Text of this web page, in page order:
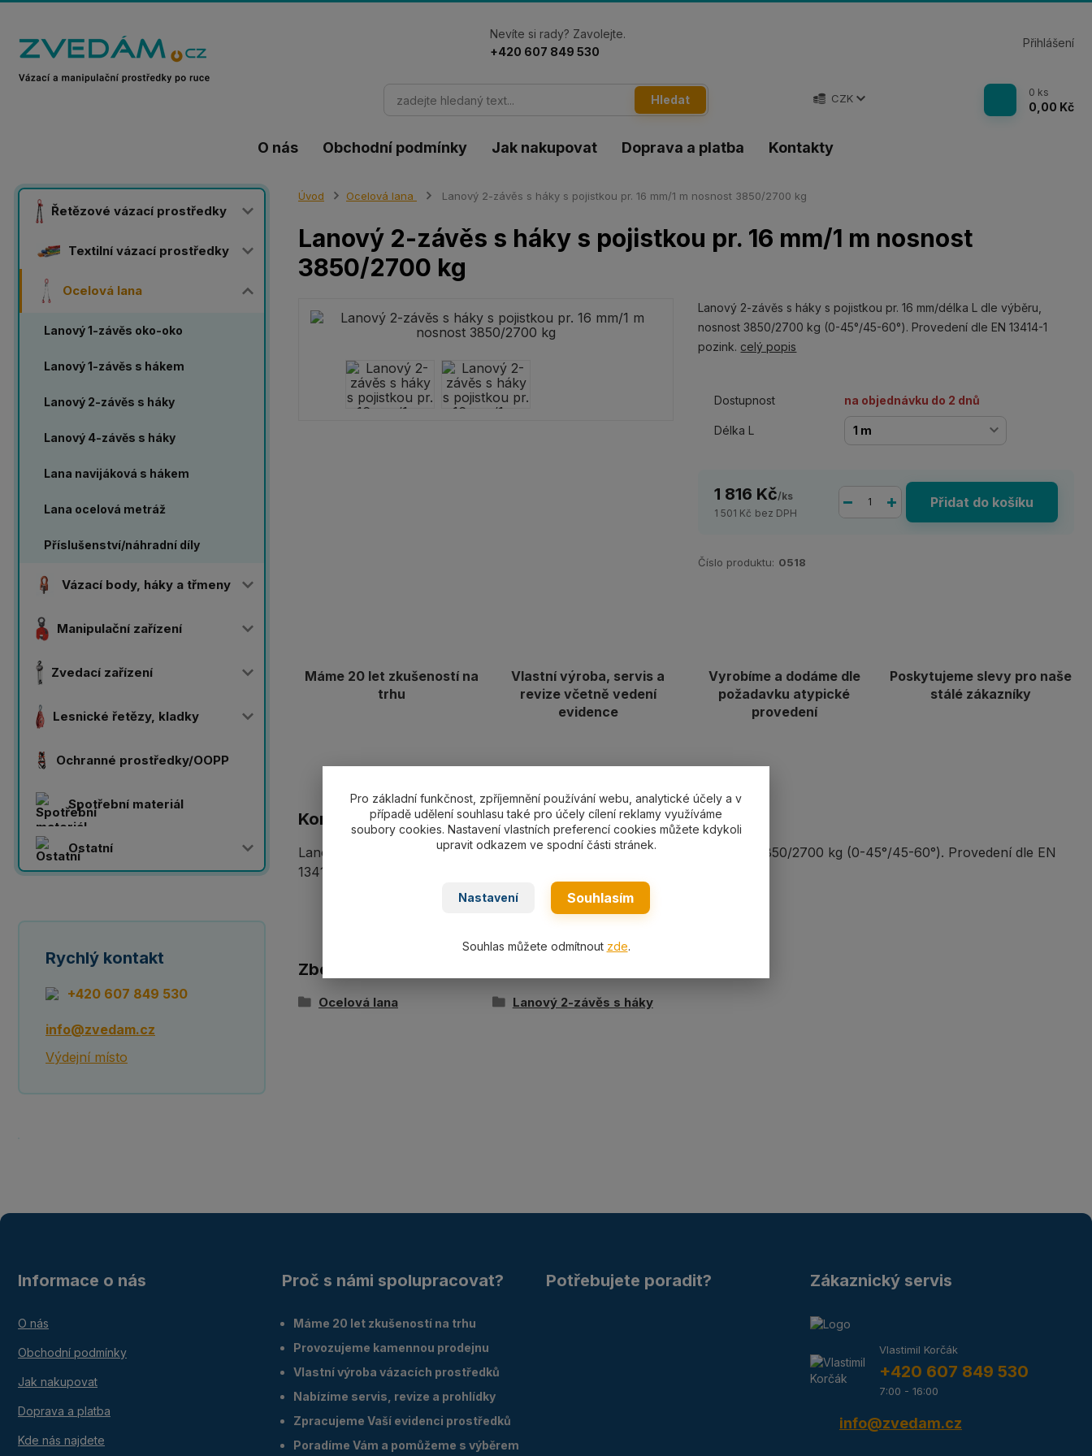
O nás Obchodní podmínky Jak nakupovat Doprava a platba Kontakty
CZK
Přihlášení
Hledat
Nevíte si rady? Zavolejte.
+420 607 849 530
0 ks
0,00 Kč
Řetězové vázací prostředky
Textilní vázací prostředky
Ocelová lana
Lanový 1-závěs oko-oko
Lanový 1-závěs s hákem
Lanový 2-závěs s háky
Lanový 4-závěs s háky
Lana navijáková s hákem
Lana ocelová metráž
Příslušenství/náhradní díly
Vázací body, háky a třmeny
Manipulační zařízení
Zvedací zařízení
Lesnické řetězy, kladky
Ochranné prostředky/OOPP
Spotřební materiál
Ostatní
Rychlý kontakt
+420 607 849 530
info@zvedam.cz
Výdejní místo
Úvod Ocelová lana Lanový 2-závěs s háky s pojistkou pr. 16 mm/1 m nosnost 3850/2700 kg
Lanový 2-závěs s háky s pojistkou pr. 16 mm/1 m nosnost
3850/2700 kg
Lanový 2-závěs s háky s pojistkou pr. 16 mm/délka L dle výběru,
nosnost 3850/2700 kg (0-45°/45-60°). Provedení dle EN 13414-1
pozink. celý popis
Dostupnost na objednávku do 2 dnů
Délka L
1 816 Kč/ks
1 501 Kč bez DPH
Přidat do košíku
Číslo produktu: 0518
Máme 20 let zkušeností na
trhu
Vlastní výroba, servis a
revize včetně vedení
evidence
Vyrobíme a dodáme dle
požadavku atypické
provedení
Poskytujeme slevy pro naše
stálé zákazníky
Kompletní specifikace
Lanový 2-závěs s háky s pojistkou pr. 16 mm/délka L dle výběru, nosnost 3850/2700 kg (0-45°/45-60°). Provedení dle EN
13414-1 pozink.
Zboží zařazeno v kategoriích
Ocelová lana Lanový 2-závěs s háky
Informace o nás
O nás
Obchodní podmínky
Jak nakupovat
Doprava a platba
Kde nás najdete
Proč s námi spolupracovat?
Máme 20 let zkušeností na trhu
Provozujeme kamennou prodejnu
Vlastní výroba vázacích prostředků
Nabízíme servis, revize a prohlídky
Zpracujeme Vaší evidenci prostředků
Poradíme Vám a pomůžeme s výběrem
Potřebujete poradit? Zákaznický servis
Vlastimil Korčák
+420 607 849 530
7:00 - 16:00
info@zvedam.cz
Pro základní funkčnost, zpříjemnění používání webu, analytické účely a v
případě udělení souhlasu také pro účely cílení reklamy využíváme
soubory cookies. Nastavení vlastních preferencí cookies můžete kdykoli
upravit odkazem ve spodní části stránek.
Nastavení Souhlasím
Souhlas můžete odmítnout zde.